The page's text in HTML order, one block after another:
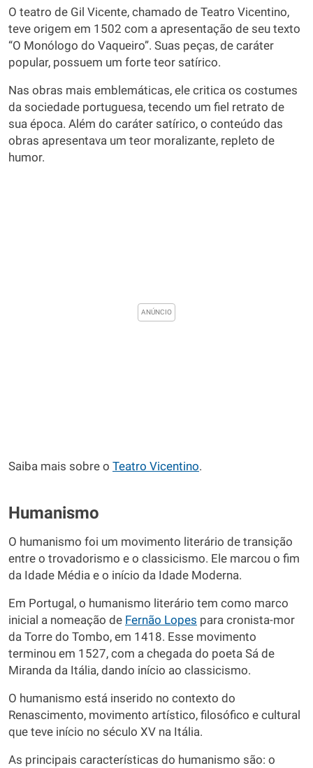
O teatro de Gil Vicente, chamado de Teatro Vicentino,
teve origem em 1502 com a apresentação de seu texto
“O Monólogo do Vaqueiro”. Suas peças, de caráter
popular, possuem um forte teor satírico.
Nas obras mais emblemáticas, ele critica os costumes
da sociedade portuguesa, tecendo um fiel retrato de
sua época. Além do caráter satírico, o conteúdo das
obras apresentava um teor moralizante, repleto de
humor.
Saiba mais sobre o Teatro Vicentino.
Humanismo
O humanismo foi um movimento literário de transição
entre o trovadorismo e o classicismo. Ele marcou o fim
da Idade Média e o início da Idade Moderna.
Em Portugal, o humanismo literário tem como marco
inicial a nomeação de Fernão Lopes para cronista-mor
da Torre do Tombo, em 1418. Esse movimento
terminou em 1527, com a chegada do poeta Sá de
Miranda da Itália, dando início ao classicismo.
O humanismo está inserido no contexto do
Renascimento, movimento artístico, filosófico e cultural
que teve início no século XV na Itália.
As principais características do humanismo são: o